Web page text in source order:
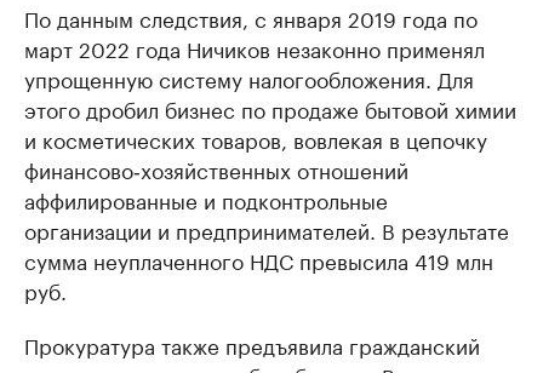
По данным следствия, с января 2019 года по
март 2022 года Ничиков незаконно применял
упрощенную систему налогообложения. Для
этого дробил бизнес по продаже бытовой химии
и косметических товаров, вовлекая в цепочку
финансово‑хозяйственных отношений
аффилированные и подконтрольные
организации и предпринимателей. В результате
сумма неуплаченного НДС превысила 419 млн
руб.
Прокуратура также предъявила гражданский